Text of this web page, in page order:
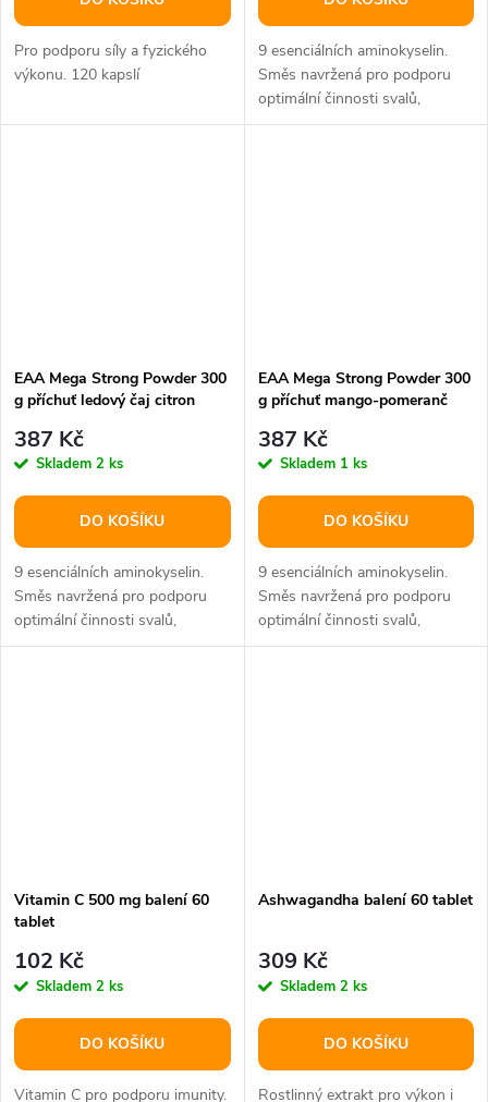
Pro podporu síly a fyzického
výkonu. 120 kapslí
9 esenciálních aminokyselin.
Směs navržená pro podporu
optimální činnosti svalů,
nervové soustavy a snížení
EAA Mega Strong Powder 300
g příchuť ledový čaj citron
387 Kč
Skladem 2 ks
DO KOŠÍKU
9 esenciálních aminokyselin.
Směs navržená pro podporu
optimální činnosti svalů,
nervové soustavy a snížení
EAA Mega Strong Powder 300
g příchuť mango-pomeranč
387 Kč
Skladem 1 ks
DO KOŠÍKU
9 esenciálních aminokyselin.
Směs navržená pro podporu
optimální činnosti svalů,
nervové soustavy a snížení
Vitamin C 500 mg balení 60
tablet
102 Kč
Skladem 2 ks
DO KOŠÍKU
Vitamin C pro podporu imunity.
Ashwagandha balení 60 tablet
309 Kč
Skladem 2 ks
DO KOŠÍKU
Rostlinný extrakt pro výkon i